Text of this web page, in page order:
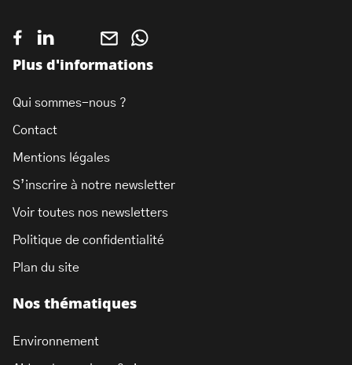
Nos thématiques
Environnement
Plus d'informations
Qui sommes-nous ?
Contact
Mentions légales
S’inscrire à notre newsletter
Voir toutes nos newsletters
Politique de confidentialité
Plan du site